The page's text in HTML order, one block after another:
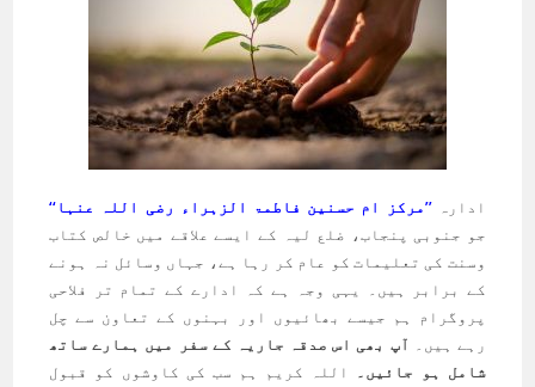
ادارہ ’’مرکز ام حسنین فاطمۃ الزہراء رضی اللہ عنہا‘‘
جو جنوبی پنجاب، ضلع لیہ کے ایسے علاقے میں خالص کتاب
وسنت کی تعلیمات کو عام کر رہا ہے، جہاں وسائل نہ ہونے
کے برابر ہیں۔ یہی وجہ ہے کہ ادارے کے تمام تر فلاحی
پروگرام ہم جیسے بھائیوں اور بہنوں کے تعاون سے چل
رہے ہیں۔ آپ بھی اس صدقہ جاریہ کے سفر میں ہمارے ساتھ
شامل ہو جائیں۔ اللہ کریم ہم سب کی کاوشوں کو قبول